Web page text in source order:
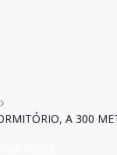
A 300